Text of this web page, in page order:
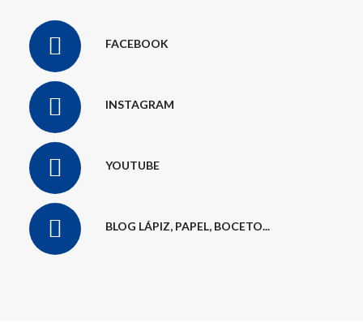
FACEBOOK
INSTAGRAM
YOUTUBE
BLOG LÁPIZ, PAPEL, BOCETO...